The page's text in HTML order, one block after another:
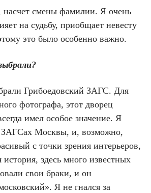
насчет смены фамилии. Я очень
на судьбу, приобщает невесту
это было особенно важно.
Грибоедовский ЗАГС. Для
фотографа, этот дворец
имел особое значение. Я
ЗАГСах Москвы, и, возможно,
с точки зрения интерьеров,
история, здесь много известных
свои браки, и он
Я не гнался за